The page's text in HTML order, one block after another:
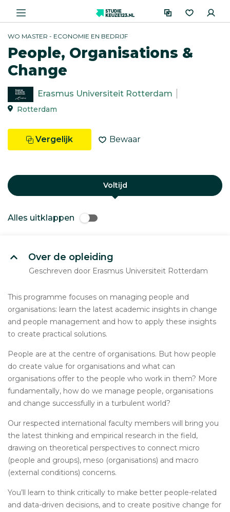
WO MASTER - ECONOMIE EN BEDRIJF
People, Organisations &
Change
Erasmus Universiteit Rotterdam
Rotterdam
Vergelijk Bewaar
Voltijd
Alles uitklappen
Over de opleiding
Geschreven door Erasmus Universiteit Rotterdam
This programme focuses on managing people and
organisations: learn the latest academic insights in change
and people management and how to apply these insights
to create practical solutions.
People are at the centre of organisations. But how people
do create value for organisations and what can
organisations offer to the people who work in them? More
fundamentally, how do we manage people, organisations
and change successfully in a turbulent world?
Our respected international faculty members will bring you
the latest thinking and empirical research in the field,
drawing on theoretical perspectives to connect micro
(people and groups), meso (organisations) and macro
(external conditions) concerns.
You’ll learn to think critically to make better people-related
and data-driven decisions, and to create positive change for